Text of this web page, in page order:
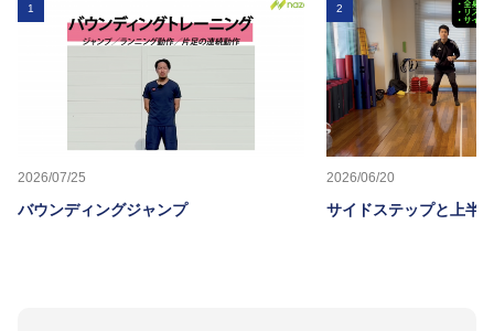
1
2026/07/25
バウンディングジャンプ
2
2026/06/20
サイドステップと上半